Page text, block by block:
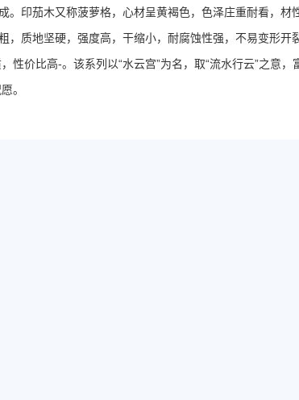
。印茄木又称菠萝格，心材呈黄褐色，色泽庄重耐看，材
，质地坚硬，强度高，干缩小，耐腐蚀性强，不易变形开
性价比高-。该系列以“水云宫”为名，取“流水行云”之意，
。